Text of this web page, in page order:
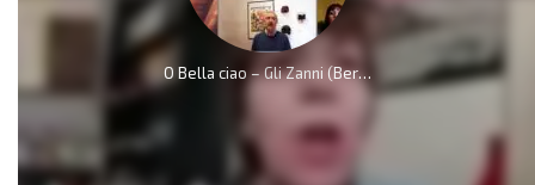
O Bella ciao – Gli Zanni (Bergamo)